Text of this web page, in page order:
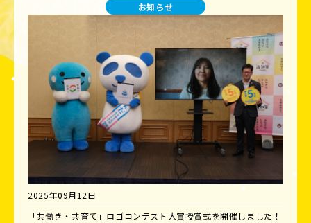
お知らせ
2025年09月12日
「共働き・共育て」ロゴコンテスト大賞授賞式を開催しました！